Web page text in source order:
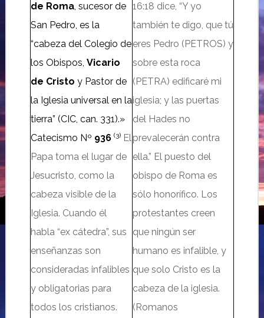
de Roma, sucesor de
San Pedro, es la
“cabeza del Colegio de
los Obispos, Vicario
de Cristo y Pastor de
la Iglesia universal en la
tierra” (CIC, can. 331).»
Catecismo Nº 936 (3) El
Papa toma el lugar de
Jesucristo, como la
cabeza visible de la
Iglesia. Cuando él
habla “ex cátedra”, sus
enseñanzas son
consideradas infalibles
y obligatorias para
todos los cristianos.
16:18 dice, “Y yo
también te digo, que tú
eres Pedro (PETROS) y
sobre esta roca
(PETRA) edificaré mi
iglesia; y las puertas
del Hades no
prevalecerán contra
ella.” El puesto del
obispo de Roma es
sólo honorífico. Los
protestantes creen
que ningún ser
humano es infalible, y
que solo Cristo es la
cabeza de la iglesia.
(Romanos